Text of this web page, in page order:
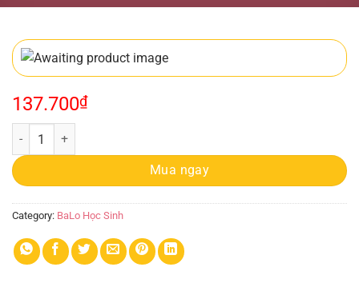
137.700₫
Balo học sinh cấp 1 Bé Gái quantity
Mua ngay
Category: BaLo Học Sinh